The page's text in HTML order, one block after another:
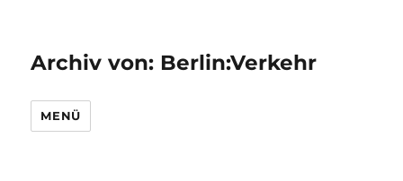
Archiv von: Berlin:Verkehr
MENÜ